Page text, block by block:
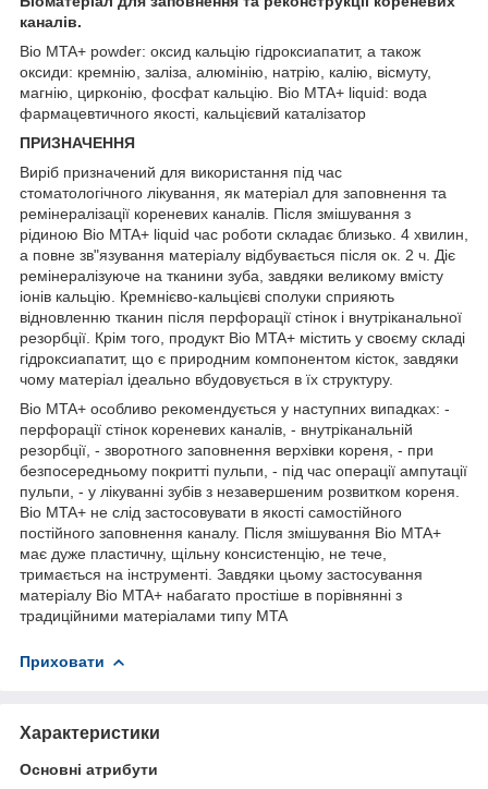
каналів.
Bio MTA+ powder: оксид кальцію гідроксиапатит, а також
оксиди: кремнію, заліза, алюмінію, натрію, калію, вісмуту,
магнію, цирконію, фосфат кальцію. Bio MTA+ liquid: вода
фармацевтичного якості, кальцієвий каталізатор
ПРИЗНАЧЕННЯ
Виріб призначений для використання під час
стоматологічного лікування, як матеріал для заповнення та
ремінералізації кореневих каналів. Після змішування з
рідиною Bio MTA+ liquid час роботи складає близько. 4 хвилин,
а повне зв"язування матеріалу відбувається після ок. 2 ч. Діє
ремінералізуюче на тканини зуба, завдяки великому вмісту
іонів кальцію. Кремнієво-кальцієві сполуки сприяють
відновленню тканин після перфорації стінок і внутріканальної
резорбції. Крім того, продукт Bio MTA+ містить у своєму складі
гідроксиапатит, що є природним компонентом кісток, завдяки
чому матеріал ідеально вбудовується в їх структуру.
Bio MTA+ особливо рекомендується у наступних випадках: -
перфорації стінок кореневих каналів, - внутріканальній
резорбції, - зворотного заповнення верхівки кореня, - при
безпосередньому покритті пульпи, - під час операції ампутації
пульпи, - у лікуванні зубів з незавершеним розвитком кореня.
Bio MTA+ не слід застосовувати в якості самостійного
постійного заповнення каналу. Після змішування Bio MTA+
має дуже пластичну, щільну консистенцію, не тече,
тримається на інструменті. Завдяки цьому застосування
матеріалу Bio MTA+ набагато простіше в порівнянні з
традиційними матеріалами типу MTA
Приховати
Характеристики
Основні атрибути